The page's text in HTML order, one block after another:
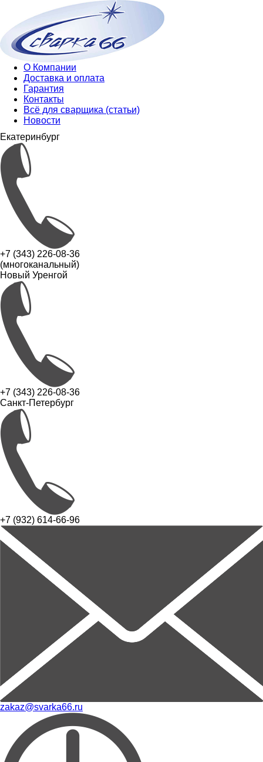
О Компании
Доставка и оплата
Гарантия
Контакты
Всё для сварщика (статьи)
Новости
Екатеринбург
+7 (343) 226-08-36
(многоканальный)
Новый Уренгой
+7 (343) 226-08-36
Санкт-Петербург
+7 (932) 614-66-96
zakaz@svarka66.ru